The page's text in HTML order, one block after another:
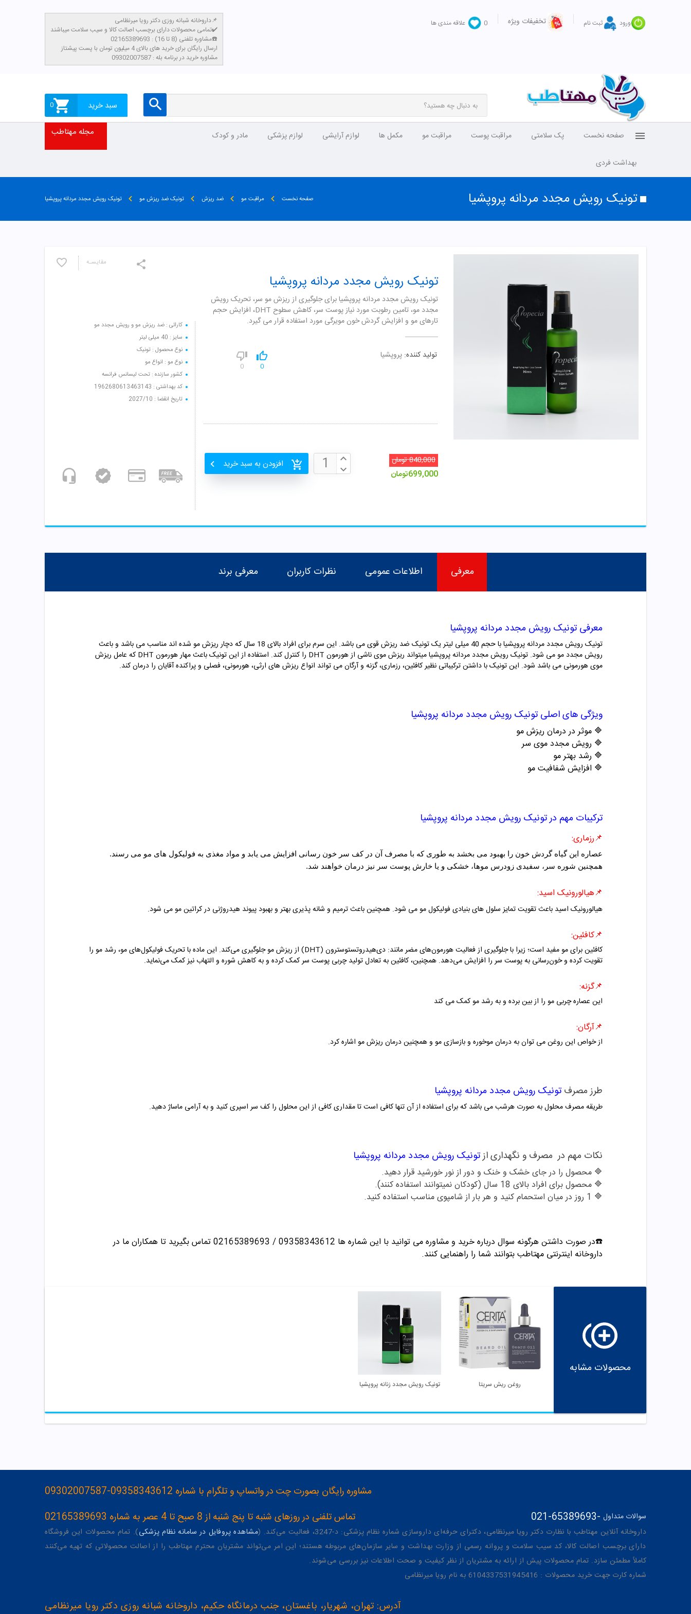
ورود ثبت نام تخفیفات ویژه 0 علاقه مندی ها
داروخانه شبانه روزی دکتر رویا میرنظامی📌
تمامی محصولات دارای برچسب اصالت کالا و سیب سلامت میباشند✔️
مشاوره تلفنی (8 تا 16) : 02165389693☎️
​ارسال رایگان برای خرید های بالای 4 میلیون تومان با پست پیشتاز
مشاوره خرید در برنامه بله : 09302007587
سبد خرید 0
صفحه نخست پک سلامتی مراقبت پوست مراقبت مو مکمل ها لوازم آرایشی لوازم پزشکی مادر و کودک
بهداشت فردی
مجله مهتاطب
تونیک رویش مجدد مردانه پروپشیا صفحه نخست مراقبت مو ضد ریزش تونیک ضد ریزش مو تونیک رویش مجدد مردانه پروپشیا
مقایسـه
کارائی : ضد ریزش مو و رویش مجدد مو
سایز : 40 میلی لیتر
نوع محصول : تونیک
نوع مو : انواع مو
کشور سازنده : تحت لیسانس فرانسه
کد بهداشتی : 1962680613463143
تاریخ انقضا : 2027/10
تونیک رویش مجدد مردانه پروپشیا
تونیک رویش مجدد مردانه پروپشیا برای جلوگیری از ریزش مو سر، تحریک رویش
مجدد مو، تامین رطوبت مورد نیاز پوست سر، کاهش سطوح DHT، افزایش حجم
تارهای مو و افزایش گردش خون مویرگی مورد استفاده قرار می گیرد.
تولید کننده: پروپشیا
0
0
840,000تومان
699,000تومان
افزودن به سبد خرید
معرفی اطلاعات عمومی نظرات کاربران معرفی برند
معرفی تونیک رویش مجدد مردانه پروپشیا
تونیک رویش مجدد مردانه پروپشیا با حجم 40 میلی لیتر یک تونیک ضد ریزش قوی می باشد. این سرم برای افراد بالای 18 سال که دچار ریزش مو شده اند مناسب می باشد و باعث
رویش مجدد مو می شود. تونیک رویش مجدد مردانه پروپشیا
میتواند ریزش موی ناشی از هورمون DHT را کنترل کند. استفاده از این تونیک باعث مهار هورمون DHT که عامل ریزش
موی هورمونی می باشد شود. این تونیک با داشتن ترکیباتی نظیر کافئین، رزماری، گزنه و آرگان می تواند انواع ریزش های ارثی، هورمونی، فصلی و پراکنده آقایان را درمان کند.
ویژگی های اصلی تونیک رویش مجدد مردانه پروپشیا
🔷 موثر در درمان ریزش مو
🔷 رویش مجدد موی سر
🔷 رشد بهتر مو
🔷 افزایش شفافیت مو
ترکیبات مهم درتونیک رویش مجدد مردانه پروپشیا
📌رزماری:
عصاره این گیاه گردش خون را بهبود می بخشد به طوری که با مصرف آن در کف سر خون رسانی افزایش می یابد و مواد مغذی به فولیکول های مو می رسند.
همچنین شوره سر، سفیدی زودرس موها، خشکی و یا خارش پوست سر نیز درمان خواهند شد.
📌هیالورونیک اسید:
هیالورونیک اسید باعث تقویت تمایز سلول های بنیادی فولیکول مو می شود. همچنین باعث ترمیم و شانه پذیری بهتر و بهبود پیوند هیدروژنی در کراتین مو می شود.
📌کافئین:
کافئین برای مو مفید است؛ زیرا با جلوگیری از فعالیت هورمون‌های مضر مانند: دی‌هیدروتستوسترون (DHT) از ریزش مو جلوگیری می‌کند. این ماده با تحریک فولیکول‌های مو، رشد مو را
تقویت کرده و خون‌رسانی به پوست سر را افزایش می‌دهد. همچنین، کافئین به تعادل تولید چربی پوست سر کمک کرده و به کاهش شوره و التهاب نیز کمک می‌نماید.
📌گزنه:
این عصاره چربی مو را از بین برده و به رشد مو کمک می کند
📌آرگان:
از خواص این روغن می توان به درمان موخوره و بازسازی مو و همچنین درمان ریزش مو اشاره کرد.
طرز مصرف تونیک رویش مجدد مردانه پروپشیا
طریقه مصرف محلول به صورت هرشب می باشد که برای استفاده از آن تنها کافی است تا مقداری کافی از این محلول را کف سر اسپری کنید و به آرامی ماساژ دهید.
نکات مهم در مصرف و نگهداری ازتونیک رویش مجدد مردانه پروپشیا
🔷 محصول را در جای خشک و خنک و دور از نور خورشید قرار دهید.
🔷 محصول برای افراد بالای 18 سال (کودکان نمیتوانند استفاده کنند).
🔷 1 روز در میان استحمام کنید و هر بار از شامپوی مناسب استفاده کنید.
☎️در صورت داشتن هرگونه سوال درباره خرید و مشاوره می توانید با این شماره ها 09358343612 / 02165389693
تماس بگیرید تا همکاران ما در
داروخانه اینترنتی مهتاطب بتوانند شما را راهنمایی کنند.
محصولات مشابه
روغن ریش سریتا تونیک رویش مجدد زنانه پروپشیا
مشاوره رایگان بصورت چت در واتساپ و تلگرام با شماره 09358343612-09302007587
تماس تلفنی در روزهای شنبه تا پنج شنبه از 8 صبح تا 4 عصر به شماره 02165389693
021-65389693 سوالات متداول -
داروخانه آنلاین مهتاطب با نظارت دکتر رویا میرنظامی، دکترای حرفه‌ای داروسازی شماره نظام پزشکی: د-3247، فعالیت می‌کند. ( مشاهده پروفایل در سامانه نظام پزشکی). تمام محصولات این فروشگاه
دارای برچسب اصالت کالا، کد سیب سلامت و پروانه رسمی از وزارت بهداشت و سایر سازمان‌های مربوطه هستند؛ این امر می‌تواند مشتریان محترم مهتاطب را از اصالت محصولاتی که تهیه می‌کنند
کاملاً مطمئن سازد. تمام محصولات پیش از ارائه به مشتریان از نظر کیفیت و صحت اطلاعات نیز بررسی می‌شوند.
شماره کارت جهت خرید محصولات : 6104337531945416 به نام رویا میرنظامی
آدرس: تهران، شهریار، باغستان، جنب درمانگاه حکیم، داروخانه شبانه روزی دکتر رویا میرنظامی